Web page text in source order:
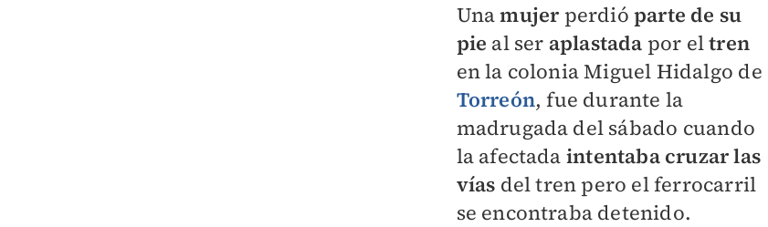
Unamujerperdió parte de su
pie al ser aplastada por eltren
en la colonia Miguel Hidalgo de
Torreón, fue durante la
madrugada del sábado cuando
la afectada intentaba cruzar las
vías del tren pero el ferrocarril
se encontraba detenido.